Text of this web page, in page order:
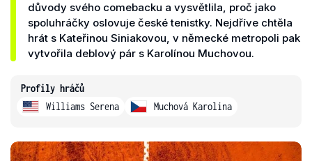
důvody svého comebacku a vysvětlila, proč jako
spoluhráčky oslovuje české tenistky. Nejdříve chtěla
hrát s Kateřinou Siniakovou, v německé metropoli pak
vytvořila deblový pár s Karolínou Muchovou.
Profily hráčů
Williams Serena
Muchová Karolina